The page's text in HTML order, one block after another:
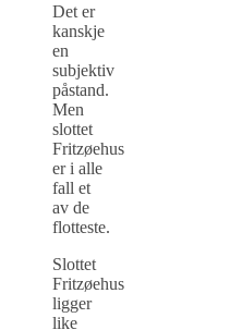
Det er
kanskje
en
subjektiv
påstand.
Men
slottet
Fritzøehus
er i alle
fall et
av de
flotteste.
Slottet
Fritzøehus
ligger
like